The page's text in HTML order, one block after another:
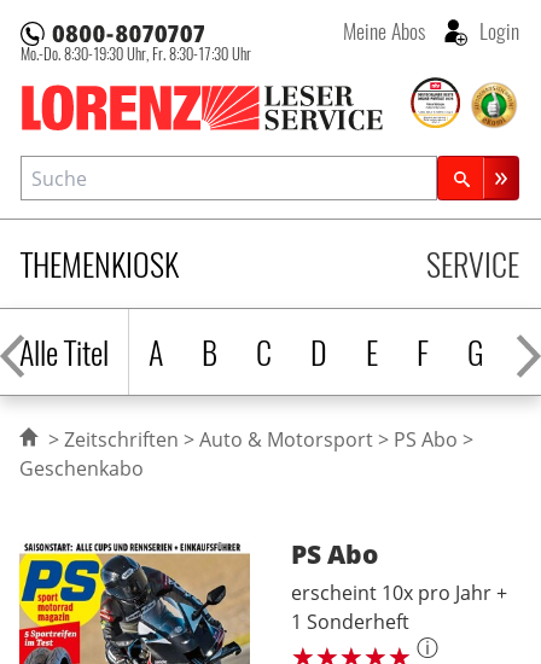
Lorenz Leserservice
Mo.-Do. 8:30-19:30 Uhr, Fr. 8:30-17:30 Uhr
Meine Abos Login
THEMENKIOSK
Alle Titel
A B C D E F G H
SERVICE
Suche
Zeitschriftensuche
Zeitschriften Auto & Motorsport
PS Abo
Geschenkabo
PSAbo
erscheint 10x pro Jahr +
1 Sonderheft
ⓘ